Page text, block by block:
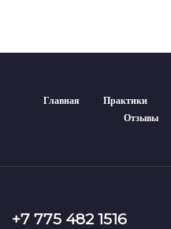
Главная Практики
Отзывы
+7 775 482 1516